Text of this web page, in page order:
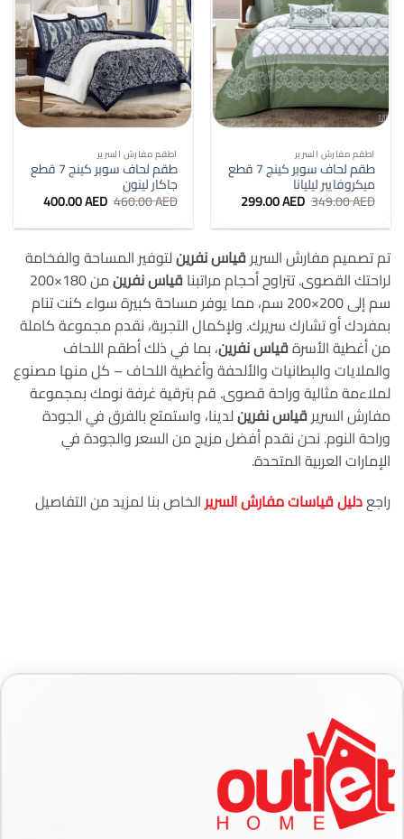
اطقم مفارش السرير
طقم لحاف سوبر كينج 7 قطع
ميكروفايبر ليليانا
349.00AED السعر
الأصلي
هو:
349.00 AED.
299.00AED
هو:
299.00 AED.
اطقم مفارش السرير
طقم لحاف سوبر كينج 7 قطع
جاكار لينون
460.00AED السعر
الأصلي
هو:
460.00 AED.
400.00AED السعر
الحالي
هو:
400.00 AED.
تم تصميم مفارش السريرقياس نفرينلتوفير المساحة والفخامة
لراحتك القصوى. تتراوح أحجام مراتبناقياس نفرين
من 180×200
سم إلى 200×200 سم، مما يوفر مساحة كبيرة سواء كنت تنام
بمفردك أو تشارك سريرك. ولإكمال التجربة، نقدم مجموعة كاملة
من أغطية الأسرةقياس نفرين، بما في ذلك أطقم اللحاف
والملايات والبطانيات والألحفة وأغطية اللحاف – كل منها مصنوع
لملاءمة مثالية وراحة قصوى. قم بترقية غرفة نومك بمجموعة
مفارش السريرقياس نفرينلدينا، واستمتع بالفرق في الجودة
وراحة النوم. نحن نقدم أفضل مزيج من السعر والجودة في
الإمارات العربية المتحدة.
راجعدليل قياسات مفارش السريرالخاص بنا لمزيد من التفاصيل